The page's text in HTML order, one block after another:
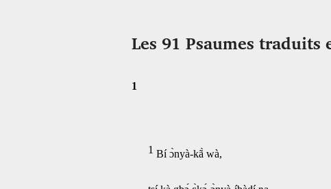
Les 91 Psaumes traduits
1
1 Bí ɔ̀nyà-kã̀ wà,